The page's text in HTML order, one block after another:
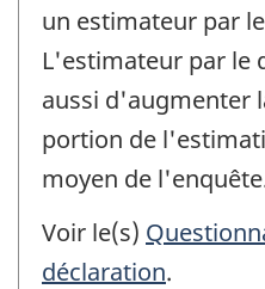
un estimateur par
L'estimateur par le
aussi d'augmenter
portion de
moyen de
Voir le(s)
déclaration.